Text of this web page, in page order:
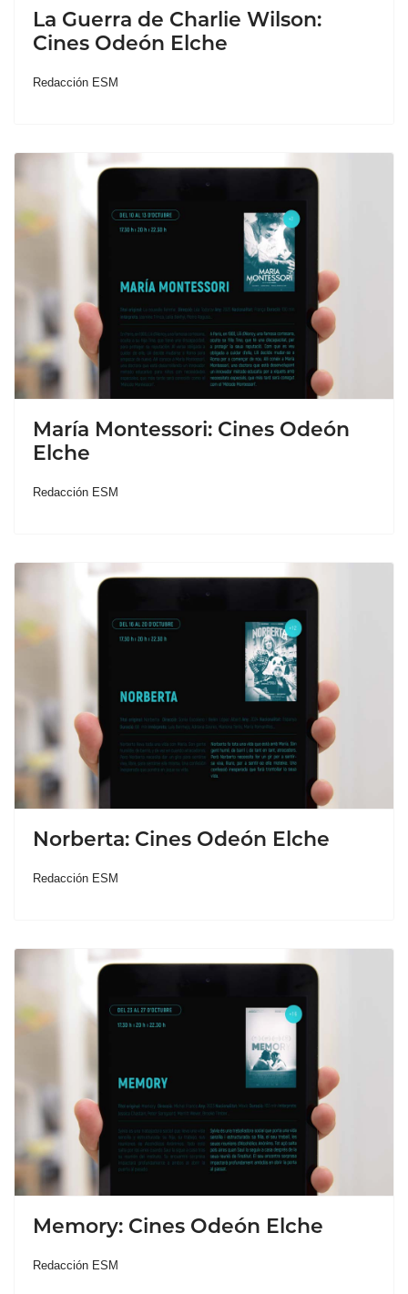
La Guerra de Charlie Wilson:
Cines Odeón Elche
Redacción ESM
María Montessori: Cines Odeón
Elche
Redacción ESM
Norberta: Cines Odeón Elche
Redacción ESM
Memory: Cines Odeón Elche
Redacción ESM